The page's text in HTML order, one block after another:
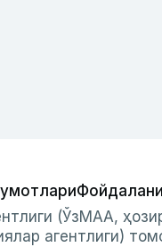
(ЎзМАА,
агентлиги)